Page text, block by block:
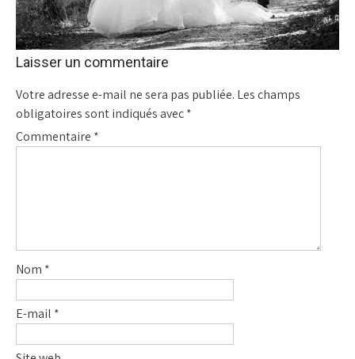
Laisser un commentaire
Votre adresse e-mail ne sera pas publiée. Les champs
obligatoires sont indiqués avec*
Commentaire *
Nom *
E-mail *